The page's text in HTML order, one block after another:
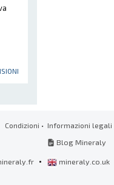
Condizioni • Informazioni legali
Blog Mineraly
• mineraly.co.uk